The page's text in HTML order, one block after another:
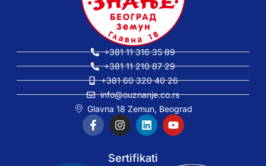
+381 11 316 35 89
+381 11 210 87 29
+381 60 320 40 26
info@ouznanje.co.rs
Glavna 18 Zemun, Beograd
Sertifikati